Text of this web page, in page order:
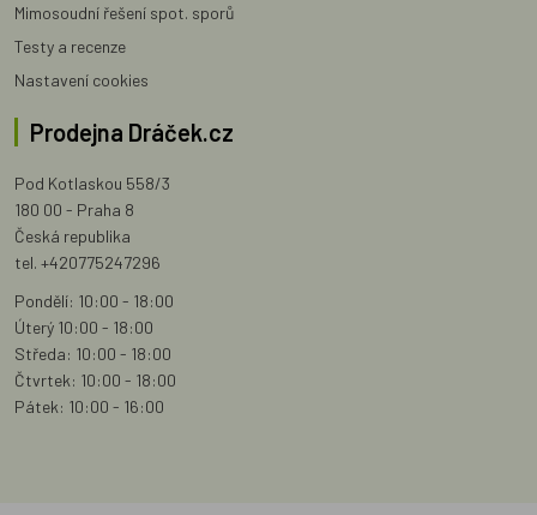
Mimosoudní řešení spot. sporů
Testy a recenze
Nastavení cookies
Prodejna Dráček.cz
Pod Kotlaskou 558/3
180 00 - Praha 8
Česká republika
tel. +420775247296
Pondělí: 10:00 - 18:00
Úterý 10:00 - 18:00
Středa: 10:00 - 18:00
Čtvrtek: 10:00 - 18:00
Pátek: 10:00 - 16:00